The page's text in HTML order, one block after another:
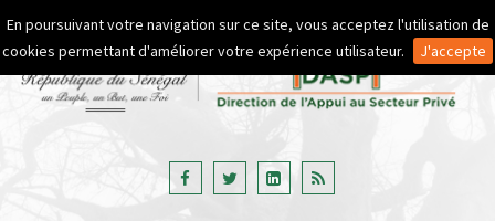
En poursuivant votre navigation sur ce site, vous acceptez l'utilisation de
cookies permettant d'améliorer votre expérience utilisateur.
J'accepte